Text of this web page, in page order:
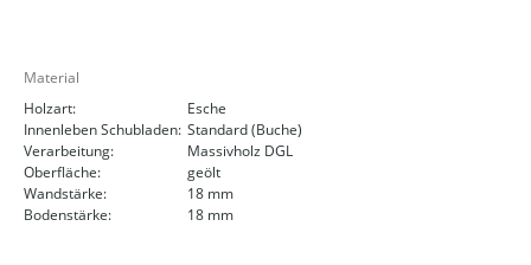
Material
Holzart:
Esche
Innenleben Schubladen: Standard (Buche)
Verarbeitung:
Massivholz DGL
Oberfläche:
geölt
Wandstärke:
18 mm
Bodenstärke:
18 mm